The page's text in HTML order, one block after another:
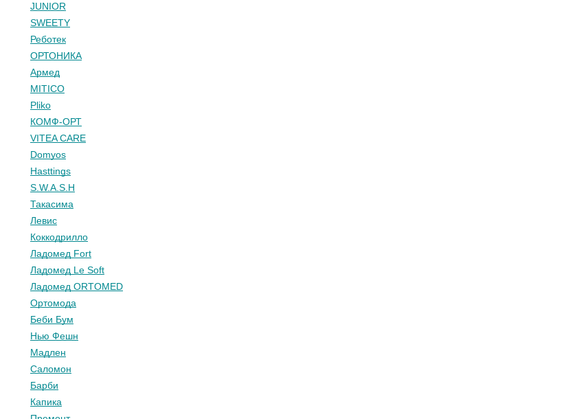
JUNIOR
SWEETY
Реботек
ОРТОНИКА
Армед
MITICO
Pliko
КОМФ-ОРТ
VITEA CARE
Domyos
Hasttings
S.W.A.S.H
Такасима
Левис
Коккодрилло
Ладомед Fort
Ладомед Le Soft
Ладомед ORTOMED
Ортомода
Беби Бум
Нью Фешн
Мадлен
Саломон
Барби
Капика